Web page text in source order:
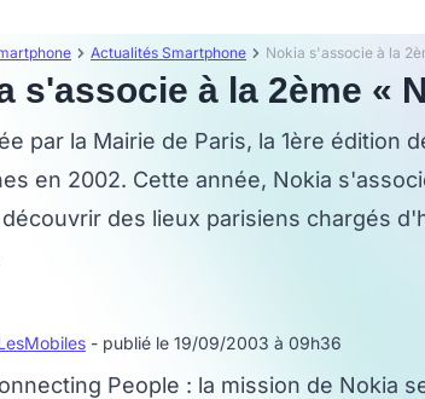
Actualités Smartphone Nokia s'associe à la
s'associe à la 2ème «
par la Mairie de Paris, la 1ère édition
en 2002. Cette année, Nokia
des lieux parisiens chargés
- publié le 19/09/2003 à 09h36
People : la mission de Nokia